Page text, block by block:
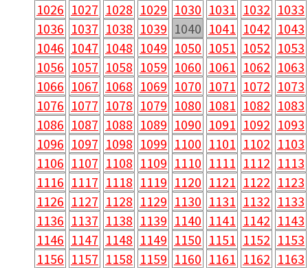
1026 1027 1028 1029 1030 1031 1032 1033
1036 1037 1038 1039 1040 1041 1042 1043
1046 1047 1048 1049 1050 1051 1052 1053
1056 1057 1058 1059 1060 1061 1062 1063
1066 1067 1068 1069 1070 1071 1072 1073
1076 1077 1078 1079 1080 1081 1082 1083
1086 1087 1088 1089 1090 1091 1092 1093
1096 1097 1098 1099 1100 1101 1102 1103
1106 1107 1108 1109 1110 1111 1112 1113
1116 1117 1118 1119 1120 1121 1122 1123
1126 1127 1128 1129 1130 1131 1132 1133
1136 1137 1138 1139 1140 1141 1142 1143
1146 1147 1148 1149 1150 1151 1152 1153
1156 1157 1158 1159 1160 1161 1162 1163